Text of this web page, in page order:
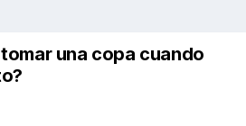
una copa cuando